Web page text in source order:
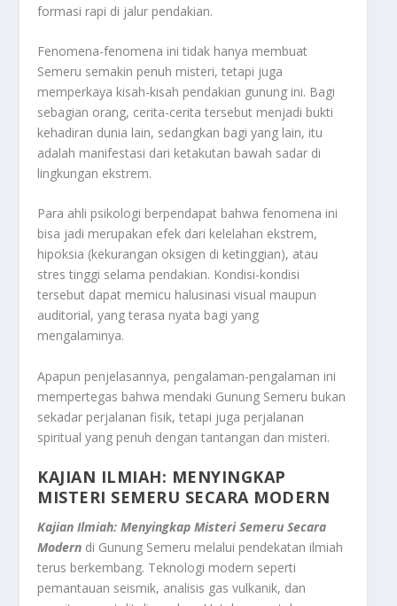
formasi rapi di jalur pendakian.
Fenomena-fenomena ini tidak hanya membuat
Semeru semakin penuh misteri, tetapi juga
memperkaya kisah-kisah pendakian gunung ini. Bagi
sebagian orang, cerita-cerita tersebut menjadi bukti
kehadiran dunia lain, sedangkan bagi yang lain, itu
adalah manifestasi dari ketakutan bawah sadar di
lingkungan ekstrem.
Para ahli psikologi berpendapat bahwa fenomena ini
bisa jadi merupakan efek dari kelelahan ekstrem,
hipoksia (kekurangan oksigen di ketinggian), atau
stres tinggi selama pendakian. Kondisi-kondisi
tersebut dapat memicu halusinasi visual maupun
auditorial, yang terasa nyata bagi yang
mengalaminya.
Apapun penjelasannya, pengalaman-pengalaman ini
mempertegas bahwa mendaki Gunung Semeru bukan
sekadar perjalanan fisik, tetapi juga perjalanan
spiritual yang penuh dengan tantangan dan misteri.
KAJIAN ILMIAH: MENYINGKAP
MISTERI SEMERU SECARA MODERN
Kajian Ilmiah: Menyingkap Misteri Semeru Secara
Modern di Gunung Semeru melalui pendekatan ilmiah
terus berkembang. Teknologi modern seperti
pemantauan seismik, analisis gas vulkanik, dan